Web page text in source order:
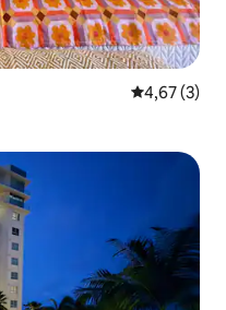
4,67 (3)